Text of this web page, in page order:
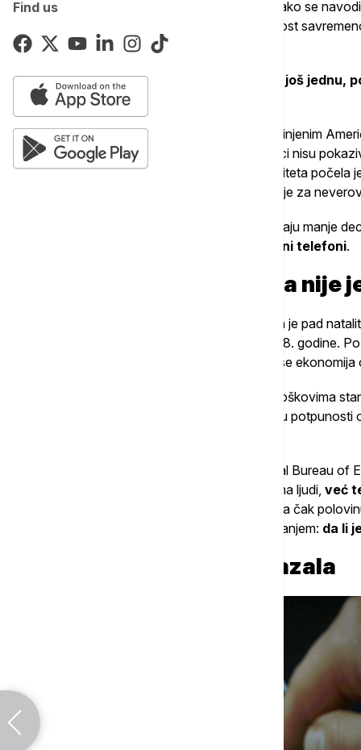
Find ussvakodnevicu, društvo i ekonomiju
. Kako se
promenio je čak i naš mozak, jer je zavisnost
problem koji pogađa gotovo svakoga.
Međutim, nova studija baca svetlo na još jednu,
doneo iPhone.
Skoro 30 godina broj rođenih beba u Sjedinjenim
godine u godinu, od 1980. do 2007, podaci nisu
godine, nešto se prelomilo
. Stopa nataliteta počela
Do 2024. godine, broj rođenih beba opao je za
Tragajući za razlozima zbog kojih žene imaju manje
krivi su pametni telefoni.
Zašto ekonomska kriza nije
U početku su ekonomisti pretpostavljali da je pad
izbila nakon globalne finansijske krize 2008. godine.
. Međutim, kada se
Eksperti su pokušavali da nađu krivca u troškovima
dugovima, ali nijedan od ovih razloga nije u
Prema novoj studiji koju je objavio National Bureau of
uzrokovan stanjem na bankovnim računima ljudi, već
otkrili da uvođenje prvog ajfona objašnjava čak
su svoju studiju naslovili provokativnim pitanjem: da li
Kako je nauka to i dokazala